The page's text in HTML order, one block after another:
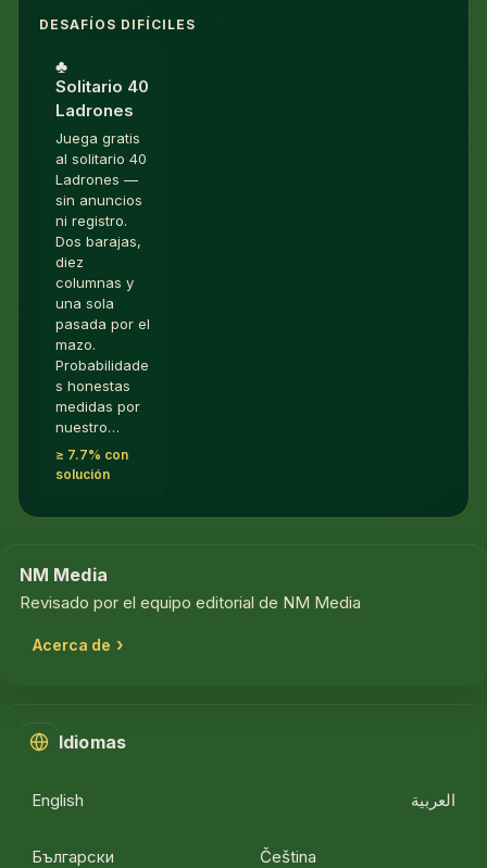
DESAFÍOS DIFÍCILES
♣︎
Solitario 40
Ladrones
Juega gratis
al solitario 40
Ladrones —
sin anuncios
ni registro.
Dos barajas,
diez
columnas y
una sola
pasada por el
mazo.
Probabilidade
s honestas
medidas por
nuestro…
≥ 7.7% con
solución
NM Media
Revisado por el equipo editorial de NM Media
Acerca de
Idiomas
English العربية
Български Čeština